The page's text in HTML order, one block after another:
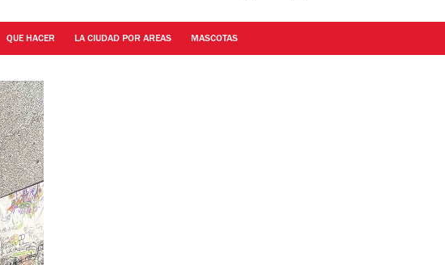
QUE HACER LA CIUDAD POR AREAS MASCOTAS